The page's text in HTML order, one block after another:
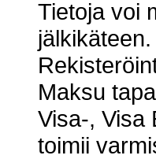
Tietoja voi
jälkikäteen.
Maksu
Visa-, Visa
toimii